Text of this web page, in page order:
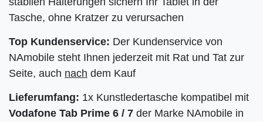
Tasche, ohne Kratzer zu verursachen
Top Kundenservice: Der Kundenservice von
NAmobile steht Ihnen jederzeit mit Rat und Tat zur
Seite, auch nach dem Kauf
Lieferumfang: 1x Kunstledertasche kompatibel mit
Vodafone Tab Prime 6 / 7 der Marke NAmobile in